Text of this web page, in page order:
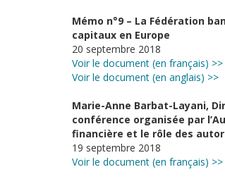
Mémo n°9 – La Fédération
capitaux en Europe
20 septembre 2018
Voir le document (en français) >>
Voir le document (en anglais) >>
Marie-Anne Barbat-Layani,
conférence organisée par
financière et le rôle des
19 septembre 2018
Voir le document (en français) >>